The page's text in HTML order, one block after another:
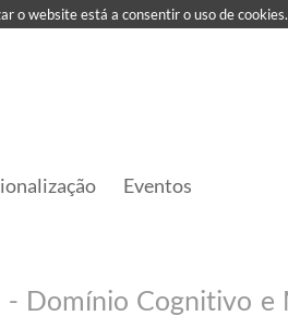
Eventos
o website está a consentir o uso de cookies.